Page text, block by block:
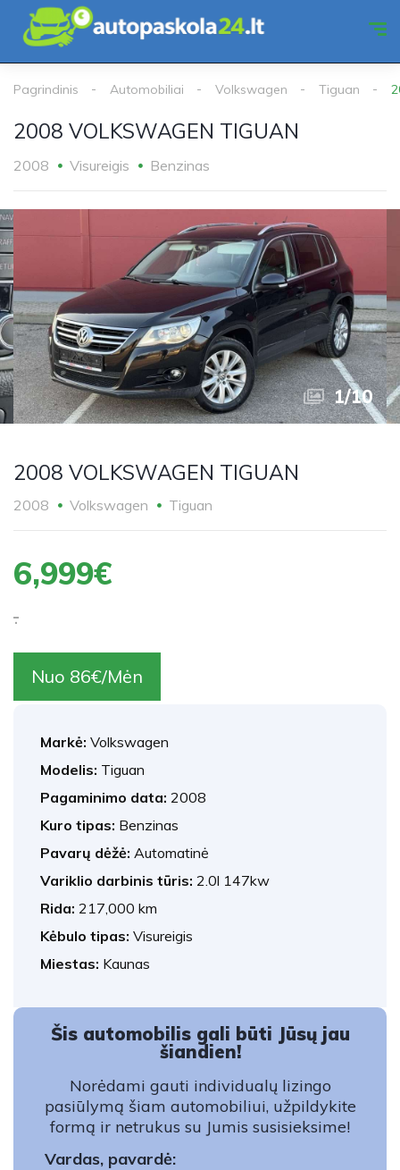
Pagrindinis Automobiliai Volkswagen Tiguan
2008 VOLKSWAGEN TIGUAN
2008 Visureigis Benzinas
1/10
2008 VOLKSWAGEN TIGUAN
2008 Volkswagen Tiguan
6,999€
.
Nuo 86€/Mėn
Markė: Volkswagen
Modelis: Tiguan
Pagaminimo data: 2008
Kuro tipas: Benzinas
Pavarų dėžė: Automatinė
Variklio darbinis tūris: 2.0l 147kw
Rida: 217,000 km
Kėbulo tipas: Visureigis
Miestas: Kaunas
Šis automobilis gali būti Jūsų jau
šiandien!
Norėdami gauti individualų lizingo
pasiūlymą šiam automobiliui, užpildykite
formą ir netrukus su Jumis susisieksime!
Vardas, pavardė: